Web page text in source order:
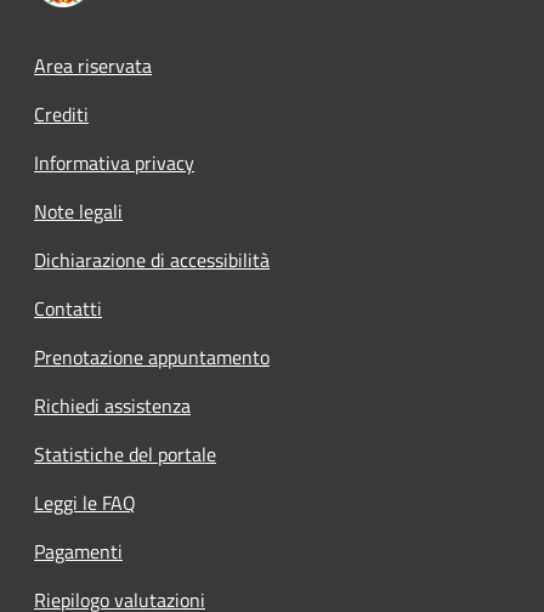
Footer menu
Area riservata
Crediti
Informativa privacy
Note legali
Dichiarazione di accessibilità
Contatti
Prenotazione appuntamento
Richiedi assistenza
Statistiche del portale
Leggi le FAQ
Pagamenti
Riepilogo valutazioni